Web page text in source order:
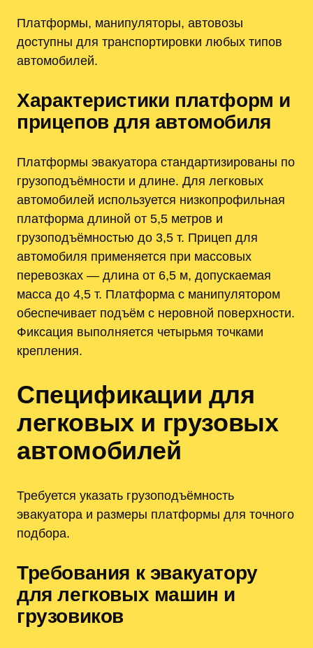
Платформы, манипуляторы, автовозы
доступны для транспортировки любых типов
автомобилей.
Характеристики платформ и
прицепов для автомобиля
Платформы эвакуатора стандартизированы по
грузоподъёмности и длине. Для легковых
автомобилей используется низкопрофильная
платформа длиной от 5,5 метров и
грузоподъёмностью до 3,5 т. Прицеп для
автомобиля применяется при массовых
перевозках — длина от 6,5 м, допускаемая
масса до 4,5 т. Платформа с манипулятором
обеспечивает подъём с неровной поверхности.
Фиксация выполняется четырьмя точками
крепления.
Спецификации для
легковых и грузовых
автомобилей
Требуется указать грузоподъёмность
эвакуатора и размеры платформы для точного
подбора.
Требования к эвакуатору
для легковых машин и
грузовиков